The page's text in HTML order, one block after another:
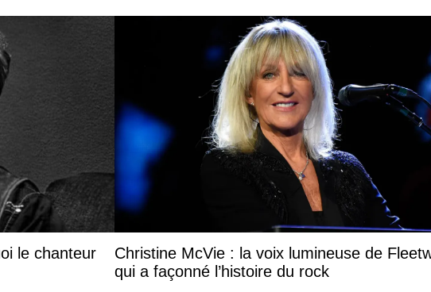
le chanteur
Christine McVie : la voix lumineuse de
qui a façonné l’histoire du rock